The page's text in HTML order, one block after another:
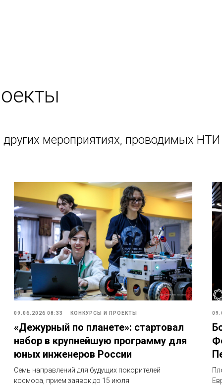
других мероприятиях, проводимых
09.06.2026 08:33 КОНКУРСЫ И ПРОЕКТЫ
«Дежурный по планете»: стартовал
набор в крупнейшую программу для
юных инженеров России
Семь направлений для будущих покорителей
космоса, прием заявок до 15 июля